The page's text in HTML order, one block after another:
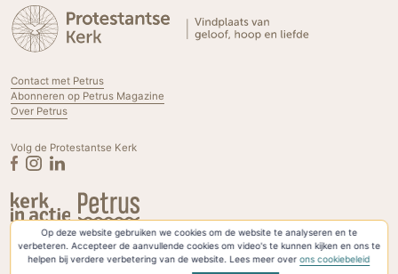
Op deze website gebruiken we cookies om de website te analyseren en te
verbeteren. Accepteer de aanvullende cookies om video's te kunnen kijken en ons te
helpen bij verdere verbetering van de website. Lees meer overons cookiebeleid
Contact met Petrus
Abonneren op Petrus Magazine
Over Petrus
Volg de Protestantse Kerk
Privacyverklaring & Cookies